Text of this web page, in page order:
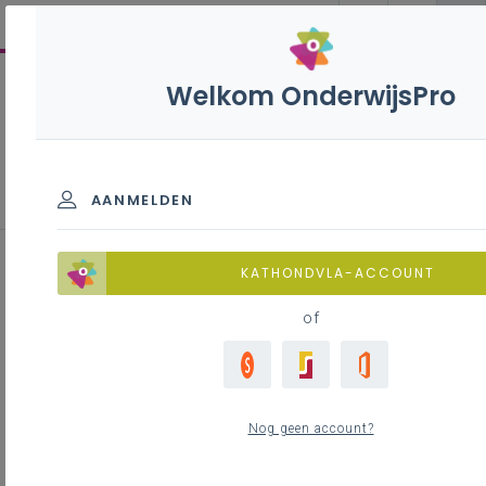
Slotconferentie project
Energie(k) onderwijs
Welkom OnderwijsPro
AANMELDEN
KATHONDVLA-ACCOUNT
of
Nog geen account?